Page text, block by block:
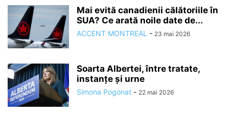
Mai evită canadienii călătoriile în
SUA? Ce arată noile date de...
ACCENT MONTREAL - 23 mai 2026
Soarta Albertei, între tratate,
instanțe și urne
Simona Pogonat - 22 mai 2026